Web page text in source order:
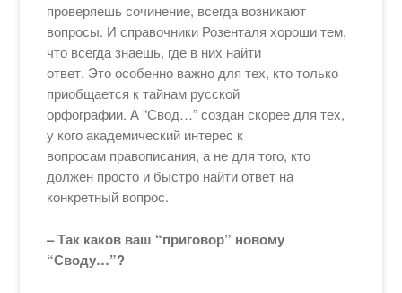
проверяешь сочинение, всегда возникают
вопросы. И справочники Розенталя хороши тем,
что всегда знаешь, где в них найти
ответ. Это особенно важно для тех, кто только
приобщается к тайнам русской
орфографии. А “Свод…” создан скорее для тех,
у кого академический интерес к
вопросам правописания, а не для того, кто
должен просто и быстро найти ответ на
конкретный вопрос.
– Так каков ваш “приговор” новому
“Своду…”?